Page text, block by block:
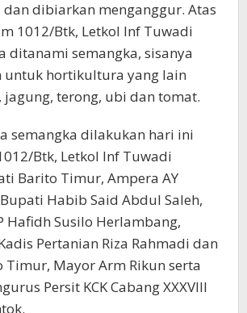
dibiarkan menganggur. Atas
1012/Btk, Letkol Inf Tuwadi
ditanami semangka, sisanya
hortikultura yang lain
jagung, terong, ubi dan tomat.
semangka dilakukan hari ini
Btk, Letkol Inf Tuwadi
Barito Timur, Ampera AY
Habib Said Abdul Saleh,
Hafidh Susilo Herlambang,
Pertanian Riza Rahmadi dan
Timur, Mayor Arm Rikun serta
Persit KCK Cabang XXXVIII